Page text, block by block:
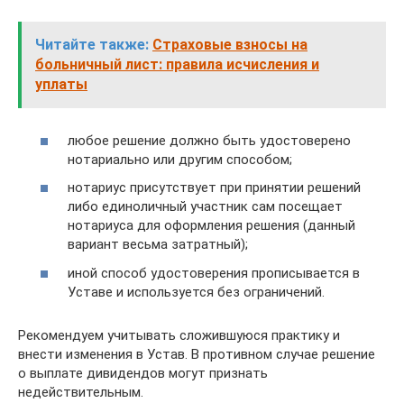
Читайте также: Страховые взносы на
больничный лист: правила исчисления и
уплаты
любое решение должно быть удостоверено
нотариально или другим способом;
нотариус присутствует при принятии решений
либо единоличный участник сам посещает
нотариуса для оформления решения (данный
вариант весьма затратный);
иной способ удостоверения прописывается в
Уставе и используется без ограничений.
Рекомендуем учитывать сложившуюся практику и
внести изменения в Устав. В противном случае решение
о выплате дивидендов могут признать
недействительным.